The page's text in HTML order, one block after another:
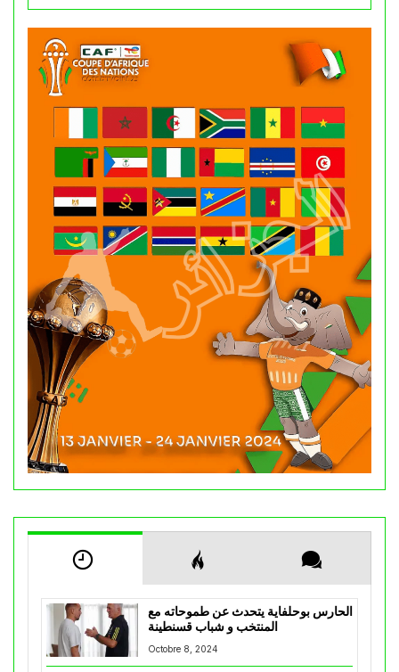
الحارس بوحلفاية يتحدث عن طموحاته مع
المنتخب و شباب قسنطينة
Octobre 8, 2024